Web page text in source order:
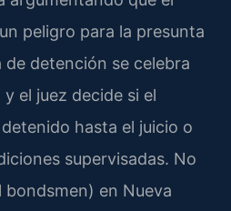
peligro para la presunta
detención se celebra
el juez decide si el
hasta el juicio o
supervisadas. No
en Nueva